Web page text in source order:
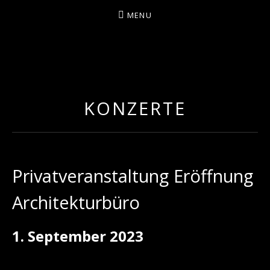
AKUSTIK POP
MENU
KONZERTE
Privatveranstaltung Eröffnung
Architekturbüro
1. September 2023